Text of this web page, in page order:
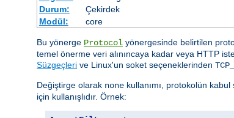
Durum:
Çekirdek
Modül:
core
Bu yönerge Protocol yönergesinde belirtilen
temel önerme veri alınıncaya kadar veya HTTP
Süzgeçleri ve Linux'un soket seçeneklerinden
Değiştirge olarak none kullanımı, protokolün
için kullanışlıdır. Örnek: